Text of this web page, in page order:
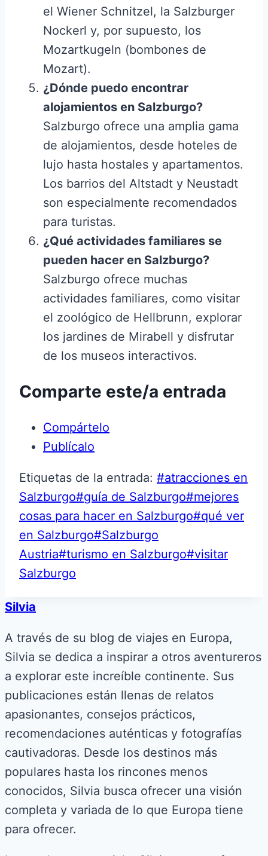
el Wiener Schnitzel, la Salzburger
Nockerl y, por supuesto, los
Mozartkugeln (bombones de
Mozart).
¿Dónde puedo encontrar
alojamientos en Salzburgo?
Salzburgo ofrece una amplia gama
de alojamientos, desde hoteles de
lujo hasta hostales y apartamentos.
Los barrios del Altstadt y Neustadt
son especialmente recomendados
para turistas.
¿Qué actividades familiares se
pueden hacer en Salzburgo?
Salzburgo ofrece muchas
actividades familiares, como visitar
el zoológico de Hellbrunn, explorar
los jardines de Mirabell y disfrutar
de los museos interactivos.
Comparte este/a entrada
Compártelo
Publícalo
Etiquetas de la entrada: #atracciones en
Salzburgo#guía de Salzburgo#mejores
cosas para hacer en Salzburgo#qué ver
en Salzburgo#Salzburgo
Austria#turismo en Salzburgo#visitar
Salzburgo
Silvia
A través de su blog de viajes en Europa,
Silvia se dedica a inspirar a otros aventureros
a explorar este increíble continente. Sus
publicaciones están llenas de relatos
apasionantes, consejos prácticos,
recomendaciones auténticas y fotografías
cautivadoras. Desde los destinos más
populares hasta los rincones menos
conocidos, Silvia busca ofrecer una visión
completa y variada de lo que Europa tiene
para ofrecer.